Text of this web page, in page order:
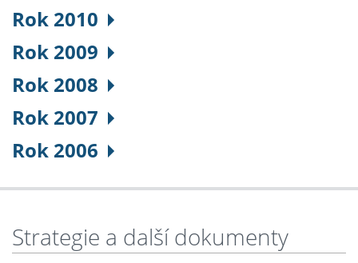
Rok 2010
Rok 2009
Rok 2008
Rok 2007
Rok 2006
Strategie a další dokumenty